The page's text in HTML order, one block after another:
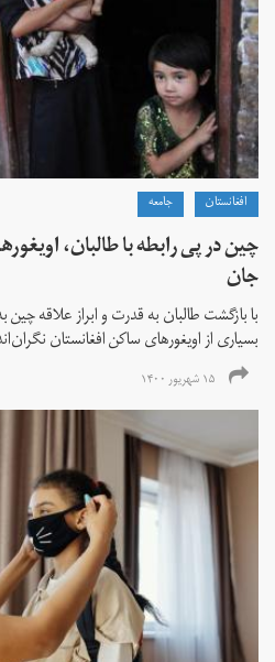
افغانستان جامعه
چین در پی رابطه با طالبان،
جان
با بازگشت طالبان به قدرت و ابراز علاقه چین
بسیاری از اویغورهای ساکن افغانستان
۱۵ شهریور ۱۴۰۰